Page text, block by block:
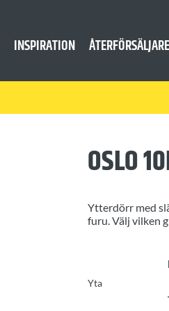
INSPIRATION ÅTERFÖRSÄLJARE
OSLO
Ytterdörr med
furu. Välj vilken
Yta